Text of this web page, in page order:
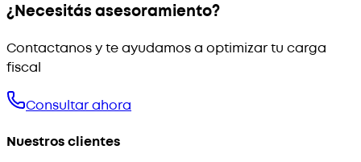
¿Necesitás asesoramiento?
Contactanos y te ayudamos a optimizar tu carga
fiscal
Consultar ahora
Nuestros clientes